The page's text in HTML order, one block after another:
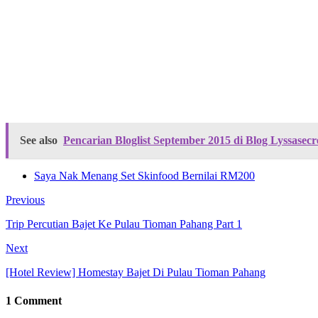
See also Pencarian Bloglist September 2015 di Blog
Saya Nak Menang Set Skinfood Bernilai RM200
Previous
Trip Percutian Bajet Ke Pulau Tioman Pahang Part 1
Next
[Hotel Review] Homestay Bajet Di Pulau Tioman Pahang
1 Comment